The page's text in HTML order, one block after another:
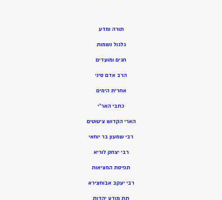
תורה ומדע
גלגול נשמות
חגים ומועדים
הרב אדם סיני
אחרית הימים
כתבי האר”י
הארי הקדוש ציטוטים
רבי שמעון בר יוחאי
רבי יצחק לוריא
תפיסת המציאות
רבי יעקב אבוחצירא
תת מודע יהדות